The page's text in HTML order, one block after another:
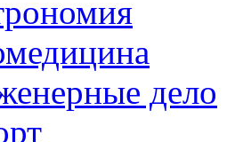
дело